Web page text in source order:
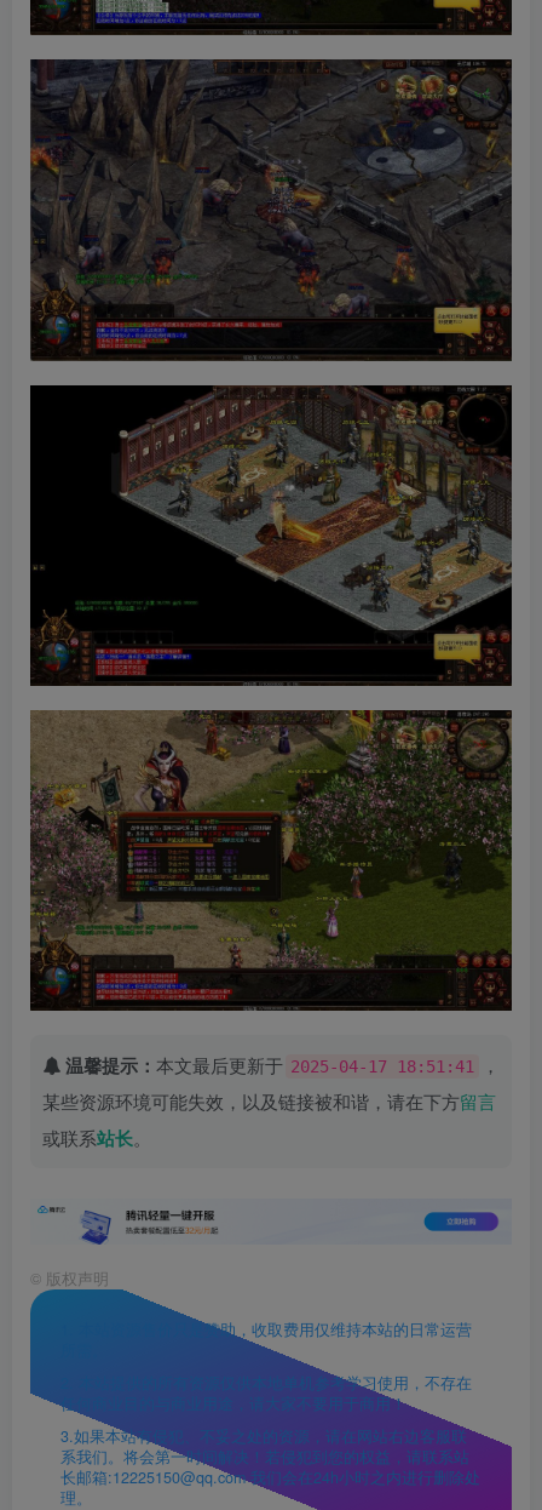
温馨提示： 本文最后更新于 2025-04-17 18:51:41
，
某些资源环境可能失效，以及链接被和谐，请在下方留言
或联系站长。
© 版权声明
1. 本站资源售价只是赞助，收取费用仅维持本站的日常运营
2. 本站提供的所有资源仅供本地单机参考学习使用，不存在
任何商业目的与商业用途，请大家不要用于商用！
3.如果本站有侵犯、不妥之处的资源，请在网站右边客服联
系我们。将会第一时间解决！若侵犯到您的权益，请联系站
长邮箱:12225150@qq.com 我们会在24h小时之内进行删除处
理。